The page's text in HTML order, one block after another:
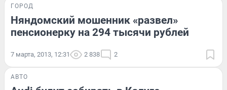
ГОРОД
Няндомский мошенник «развел»
пенсионерку на 294 тысячи рублей
7 марта, 2013, 12:31 2 838 2
АВТО